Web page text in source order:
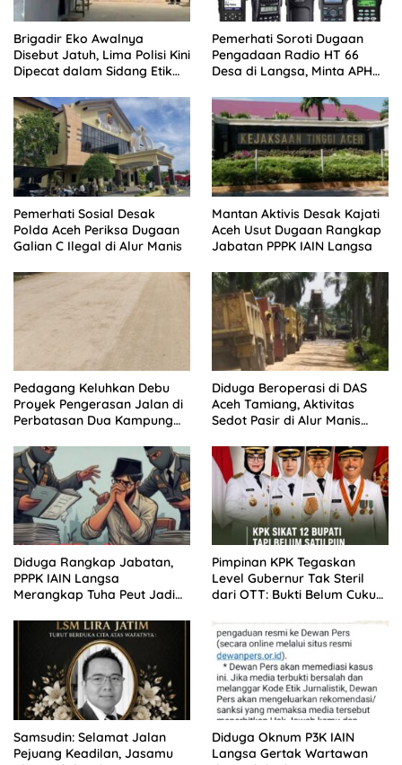
Brigadir Eko Awalnya
Disebut Jatuh, Lima Polisi Kini
Dipecat dalam Sidang Etik
Pemerhati Soroti Dugaan
Pengadaan Radio HT 66
Desa di Langsa, Minta APH
Pemerhati Sosial Desak
Polda Aceh Periksa Dugaan
Galian C Ilegal di Alur Manis
Mantan Aktivis Desak Kajati
Aceh Usut Dugaan Rangkap
Jabatan PPPK IAIN Langsa
Pedagang Keluhkan Debu
Proyek Pengerasan Jalan di
Perbatasan Dua Kampung
Diduga Beroperasi di DAS
Aceh Tamiang, Aktivitas
Sedot Pasir di Alur Manis
Diduga Rangkap Jabatan,
PPPK IAIN Langsa
Merangkap Tuha Peut Jadi
Pimpinan KPK Tegaskan
Level Gubernur Tak Steril
dari OTT: Bukti Belum Cukup,
Samsudin: Selamat Jalan
Pejuang Keadilan, Jasamu
Diduga Oknum P3K IAIN
Langsa Gertak Wartawan